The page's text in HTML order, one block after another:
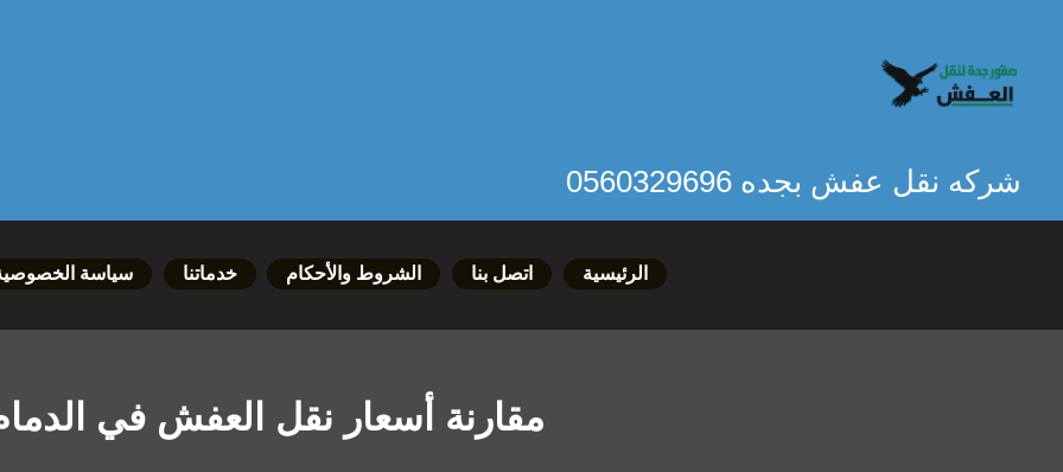
المحتوى
شركه نقل عفش بجده 0560329696
الرئيسية اتصل بنا الشروط والأحكام خدماتنا سياسة
مقارنة أسعار نقل العفش في